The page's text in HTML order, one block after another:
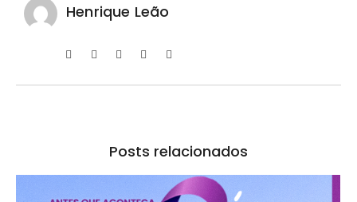
Henrique Leão
Posts relacionados